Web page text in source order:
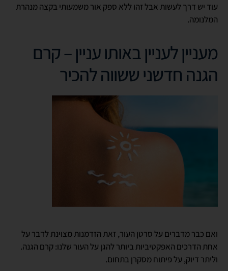
עוד יש דרך לעשות אבל זהו ללא ספק אור משמעותי בקצה מנהרת
המלנומה.
מעניין לעניין באותו עניין – קרם
הגנה חדשני ששווה להכיר
ואם כבר מדברים על סרטן העור, זאת הזדמנות מצוינת לדבר על
אחת הדרכים האפקטיביות ביותר להגן על העור שלנו: קרם הגנה.
וליתר דיוק, על פיתוח מסקרן בתחום.